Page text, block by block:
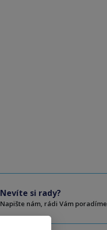
Nevíte si rady?
Napište nám, rádi Vám poradíme